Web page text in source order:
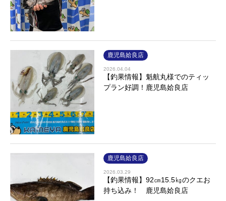
鹿児島姶良店
2026.04.04
【釣果情報】魁航丸様でのティッ
プラン好調！鹿児島姶良店
鹿児島姶良店
2026.03.29
【釣果情報】92㎝15.5㎏のクエお
持ち込み！ 鹿児島姶良店